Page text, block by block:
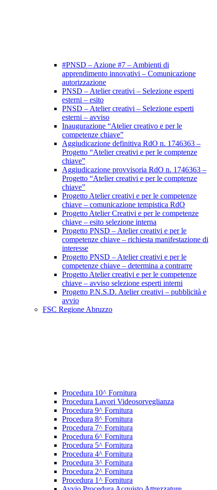
#PNSD – Azione #7 – Ambienti di
apprendimento innovativi – Comunicazione
autorizzazione
PNSD – Atelier creativi – Selezione esperti
esterni – esito
PNSD – Atelier creativi – Selezione esperti
esterni – avviso
Inaugurazione “Atelier creativo e per le
competenze chiave”
Aggiudicazione definitiva RdO n. 1746363 –
Progetto “Atelier creativi e per le comptenze
chiave”
Aggiudicazione provvisoria RdO n. 1746363 –
Progetto “Atelier creativi e per le comptenze
chiave”
Progetto Atelier creativi e per le competenze
chiave – comunicazione tempistica RdO
Progetto Atelier Creativi e per le competenze
chiave – esito selezione interna
Progetto PNSD – Atelier creativi e per le
competenze chiave – richiesta manifestazione di
interesse
Progetto PNSD – Atelier creativi e per le
competenze chiave – determina a contrarre
Progetto Atelier creativi e per le competenze
chiave – avviso selezione esperti interni
Progetto P.N.S.D. Atelier creativi – pubblicità e
avvio
FSC Regione Abruzzo
Procedura 10^ Fornitura
Procedura Lavori Videosorveglianza
Procedura 9^ Fornitura
Procedura 8^ Fornitura
Procedura 7^ Fornitura
Procedura 6^ Fornitura
Procedura 5^ Fornitura
Procedura 4^ Fornitura
Procedura 3^ Fornitura
Procedura 2^ Fornitura
Procedura 1^ Fornitura